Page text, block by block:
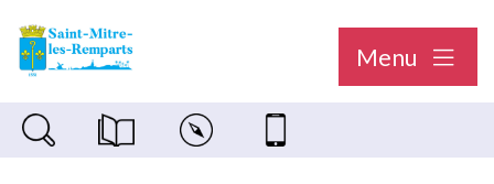
Menu
Recherche sur le siteMagazine municipal "Le Saint-Mitréen"
Carte interactiveNous contacter